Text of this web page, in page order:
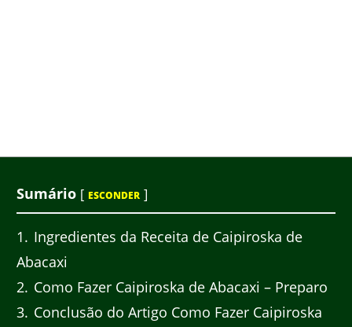
Sumário [ ESCONDER ]
1
Ingredientes da Receita de Caipiroska de
Abacaxi
2 Como Fazer Caipiroska de Abacaxi – Preparo
3 Conclusão do Artigo Como Fazer Caipiroska